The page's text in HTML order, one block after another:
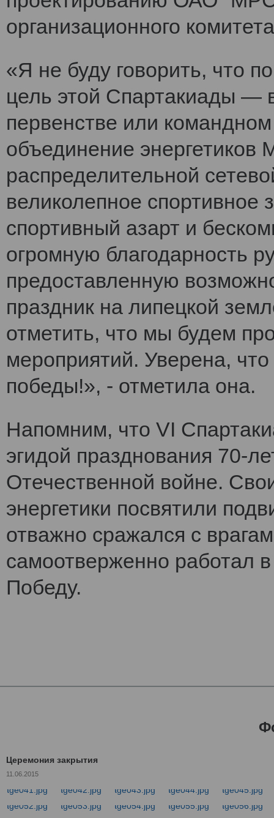
организационного
«Я не буду говорить, что
цель этой Спартакиады —
первенстве или
объединение энергетиков
распределительной
великолепное
спортивный азарт и
огромную благодарность
предоставленную
праздник на липецкой
отметить, что мы будем
мероприятий. Уверена,
победы!», - отметила она.
Напомним, что VI
эгидой празднования 70-
Отечественной войне.
энергетики посвятили
отважно сражался с
самоотверженно работал
Победу.
Церемония закрытия
11.06.2015